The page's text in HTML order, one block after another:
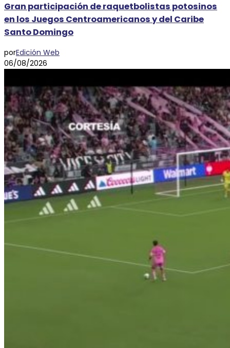
Gran participación de raquetbolistas potosinos
en los Juegos Centroamericanos y del Caribe
Santo Domingo
porEdición Web
06/08/2026